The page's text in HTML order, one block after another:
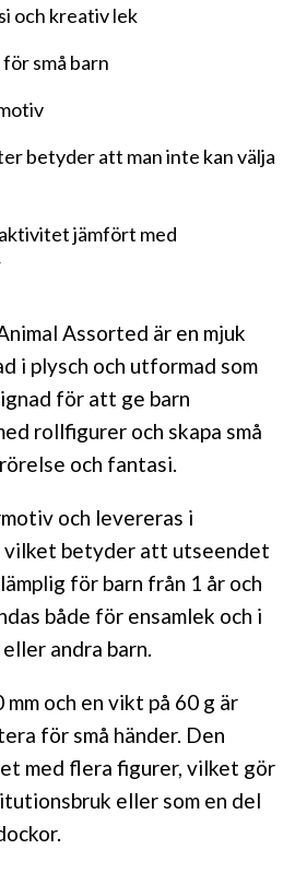
Assorted är en mjuk
i plysch och utformad som
för att ge barn
rollfigurer och skapa små
och fantasi.
och levereras i
vilket betyder att utseendet
för barn från 1 år och
både för ensamlek och i
andra barn.
och en vikt på 60 g är
för små händer. Den
med flera figurer, vilket gör
eller som en del
och kreativ lek
små barn
betyder att man inte kan välja
jämfört med